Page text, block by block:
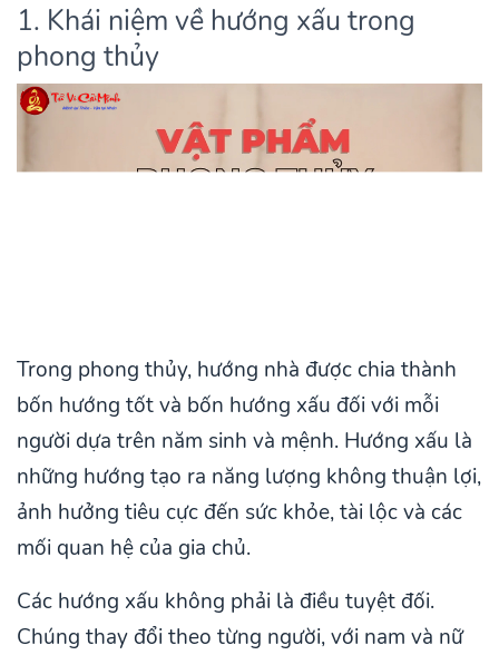
1. Khái niệm về hướng xấu trong
phong thủy
Trong phong thủy, hướng nhà được chia thành
bốn hướng tốt và bốn hướng xấu đối với mỗi
người dựa trên năm sinh và mệnh. Hướng xấu là
những hướng tạo ra năng lượng không thuận lợi,
ảnh hưởng tiêu cực đến sức khỏe, tài lộc và các
mối quan hệ của gia chủ.
Các hướng xấu không phải là điều tuyệt đối.
Chúng thay đổi theo từng người, với nam và nữ